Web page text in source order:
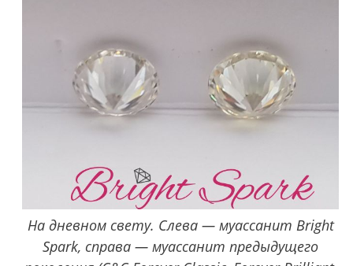
На дневном свету. Слева — муассанит Bright
Spark, справа — муассанит предыдущего